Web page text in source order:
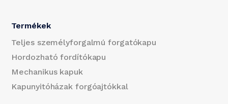
Termékek
Teljes személyforgalmú forgatókapu
Hordozható fordítókapu
Mechanikus kapuk
Kapunyitóházak forgóajtókkal